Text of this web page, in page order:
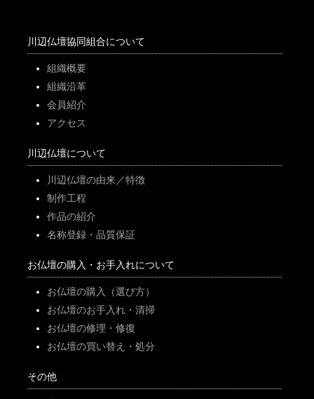
川辺仏壇協同組合について
組織概要
組織沿革
会員紹介
アクセス
川辺仏壇について
川辺仏壇の由来／特徴
制作工程
作品の紹介
名称登録・品質保証
お仏壇の購入・お手入れについて
お仏壇の購入（選び方）
お仏壇のお手入れ・清掃
お仏壇の修理・修復
お仏壇の買い替え・処分
その他